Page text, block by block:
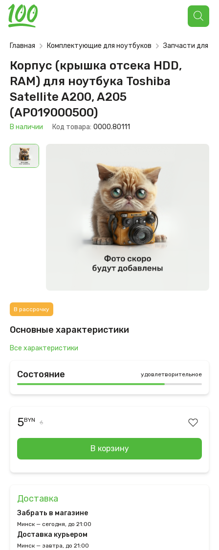
Поиск
товаров
Главная Комплектующие для ноутбуков Запчасти для
Корпус (крышка отсека HDD,
RAM) для ноутбука Toshiba
Satellite A200, A205
(AP019000500)
В наличии Код товара: 0000.80111
В рассрочку
Основные характеристики
Все характеристики
Состояние удовлетворительное
5BYN 6
В корзину
Доставка
Забрать в магазине
Минск — сегодня, до 21:00
Доставка курьером
Минск — завтра, до 21:00